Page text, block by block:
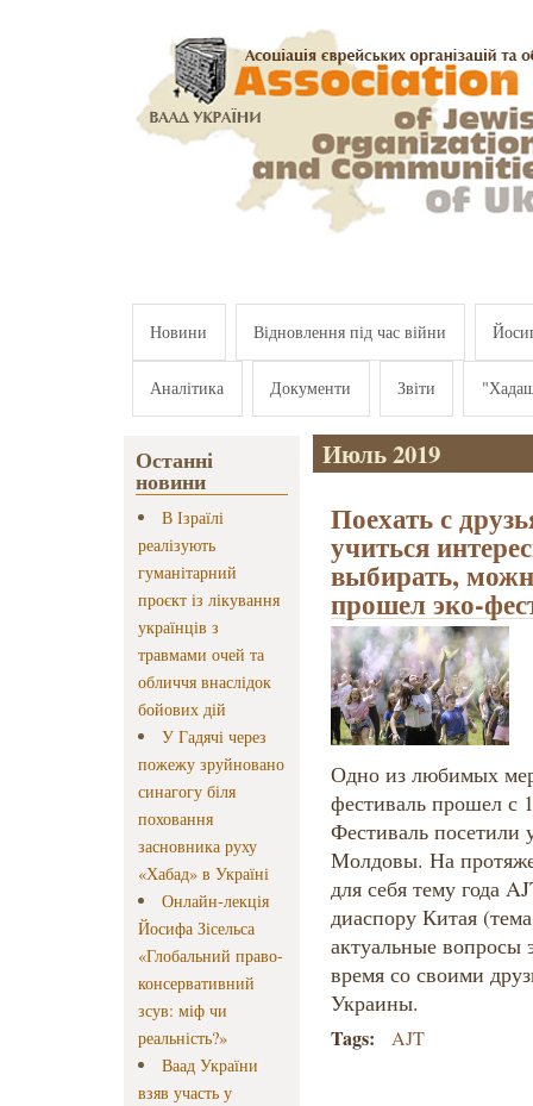
Новини Відновлення під час війни
Аналітика Документи Звіти
Останні
новини
В Ізраїлі
реалізують
гуманітарний
проєкт із лікування
українців з
травмами очей та
обличчя внаслідок
бойових дій
У Гадячі через
пожежу зруйновано
синагогу біля
поховання
засновника руху
«Хабад» в Україні
Онлайн-лекція
Йосифа Зісельса
«Глобальний право-
консервативний
зсув: міф чи
реальність?»
Ваад України
взяв участь у
Июль 2019
Поехать с
учиться
выбирать,
прошел эко-
Одно из любимых
фестиваль прошел с
Фестиваль посетили
Молдовы. На
для себя тему года
диаспору Китая
актуальные вопросы
время со своими
Украины.
Tags: AJT